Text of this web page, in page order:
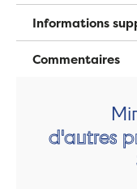
Informations
Commentaires
d'autres